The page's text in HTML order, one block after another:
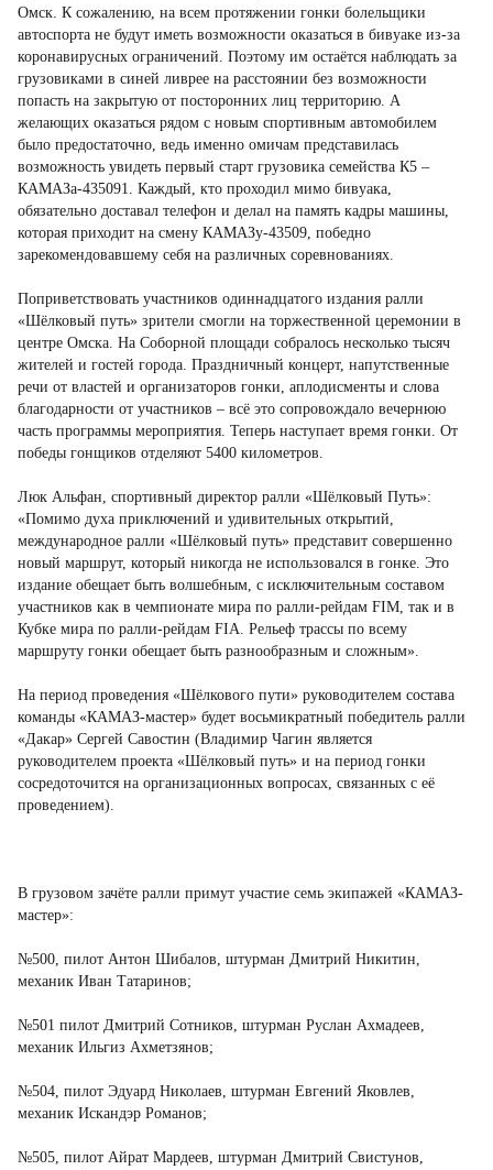
Омск. К сожалению, на всем протяжении гонки болельщики
автоспорта не будут иметь возможности оказаться в бивуаке из-за
коронавирусных ограничений. Поэтому им остаётся наблюдать за
грузовиками в синей ливрее на расстоянии без возможности
попасть на закрытую от посторонних лиц территорию. А
желающих оказаться рядом с новым спортивным автомобилем
было предостаточно, ведь именно омичам представилась
возможность увидеть первый старт грузовика семейства К5 –
КАМАЗа-435091. Каждый, кто проходил мимо бивуака,
обязательно доставал телефон и делал на память кадры машины,
которая приходит на смену КАМАЗу-43509, победно
зарекомендовавшему себя на различных соревнованиях.
Поприветствовать участников одиннадцатого издания ралли
«Шёлковый путь» зрители смогли на торжественной церемонии в
центре Омска. На Соборной площади собралось несколько тысяч
жителей и гостей города. Праздничный концерт, напутственные
речи от властей и организаторов гонки, аплодисменты и слова
благодарности от участников – всё это сопровождало вечернюю
часть программы мероприятия. Теперь наступает время гонки. От
победы гонщиков отделяют 5400 километров.
Люк Альфан, спортивный директор ралли «Шёлковый Путь»:
«Помимо духа приключений и удивительных открытий,
международное ралли «Шёлковый путь» представит совершенно
новый маршрут, который никогда не использовался в гонке. Это
издание обещает быть волшебным, с исключительным составом
участников как в чемпионате мира по ралли-рейдам FIM, так и в
Кубке мира по ралли-рейдам FIA. Рельеф трассы по всему
маршруту гонки обещает быть разнообразным и сложным».
На период проведения «Шёлкового пути» руководителем состава
команды «КАМАЗ-мастер» будет восьмикратный победитель ралли
«Дакар» Сергей Савостин (Владимир Чагин является
руководителем проекта «Шёлковый путь» и на период гонки
сосредоточится на организационных вопросах, связанных с её
проведением).
В грузовом зачёте ралли примут участие семь экипажей «КАМАЗ-
мастер»:
№500, пилот Антон Шибалов, штурман Дмитрий Никитин,
механик Иван Татаринов;
№501 пилот Дмитрий Сотников, штурман Руслан Ахмадеев,
механик Ильгиз Ахметзянов;
№504, пилот Эдуард Николаев, штурман Евгений Яковлев,
механик Искандэр Романов;
№505, пилот Айрат Мардеев, штурман Дмитрий Свистунов,